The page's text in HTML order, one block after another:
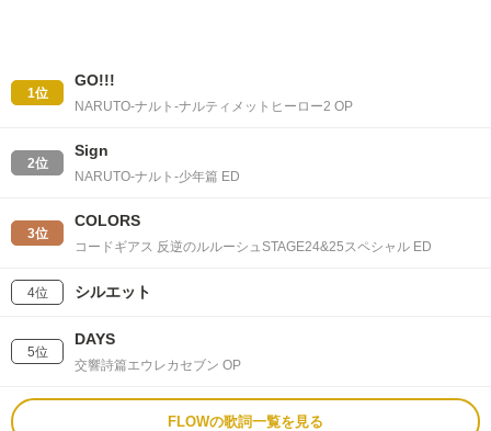
1位
GO!!!
NARUTO-ナルト-ナルティメットヒーロー2 OP
2位
Sign
NARUTO-ナルト-少年篇 ED
3位
COLORS
コードギアス 反逆のルルーシュSTAGE24&25スペシャル ED
4位 シルエット
5位
DAYS
交響詩篇エウレカセブン OP
FLOWの歌詞一覧を見る